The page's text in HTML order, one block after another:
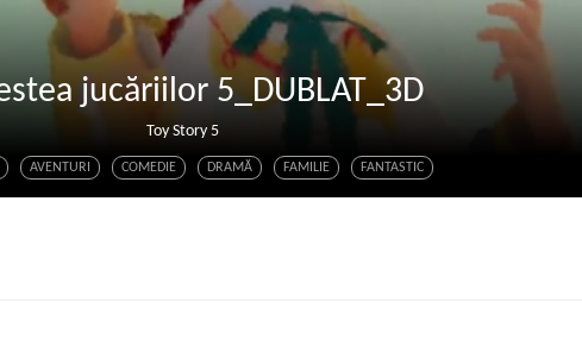
jucăriilor 5_DUBLAT_3D
Toy Story 5
AVENTURI COMEDIE DRAMĂ FAMILIE FANTASTIC